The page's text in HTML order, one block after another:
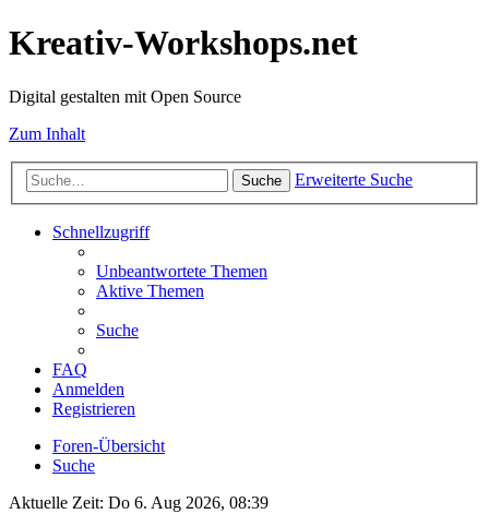
Kreativ-Workshops.net
Digital gestalten mit Open Source
Zum Inhalt
Suche Erweiterte Suche
Schnellzugriff
Unbeantwortete Themen
Aktive Themen
Suche
FAQ
Anmelden
Registrieren
Foren-Übersicht
Suche
Aktuelle Zeit: Do 6. Aug 2026, 08:39